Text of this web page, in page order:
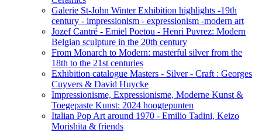
Galerie St-John Winter Exhibition highlights -19th
century - impressionism - expressionism -modern art
Jozef Cantré - Emiel Poetou - Henri Puvrez: Modern
Belgian sculpture in the 20th century
From Monarch to Modern: masterful silver from the
18th to the 21st centuries
Exhibition catalogue Masters - Silver - Craft : Georges
Cuyvers & David Huycke
Impressionisme, Expressionisme, Moderne Kunst &
Toegepaste Kunst: 2024 hoogtepunten
Italian Pop Art around 1970 - Emilio Tadini, Keizo
Morishita & friends